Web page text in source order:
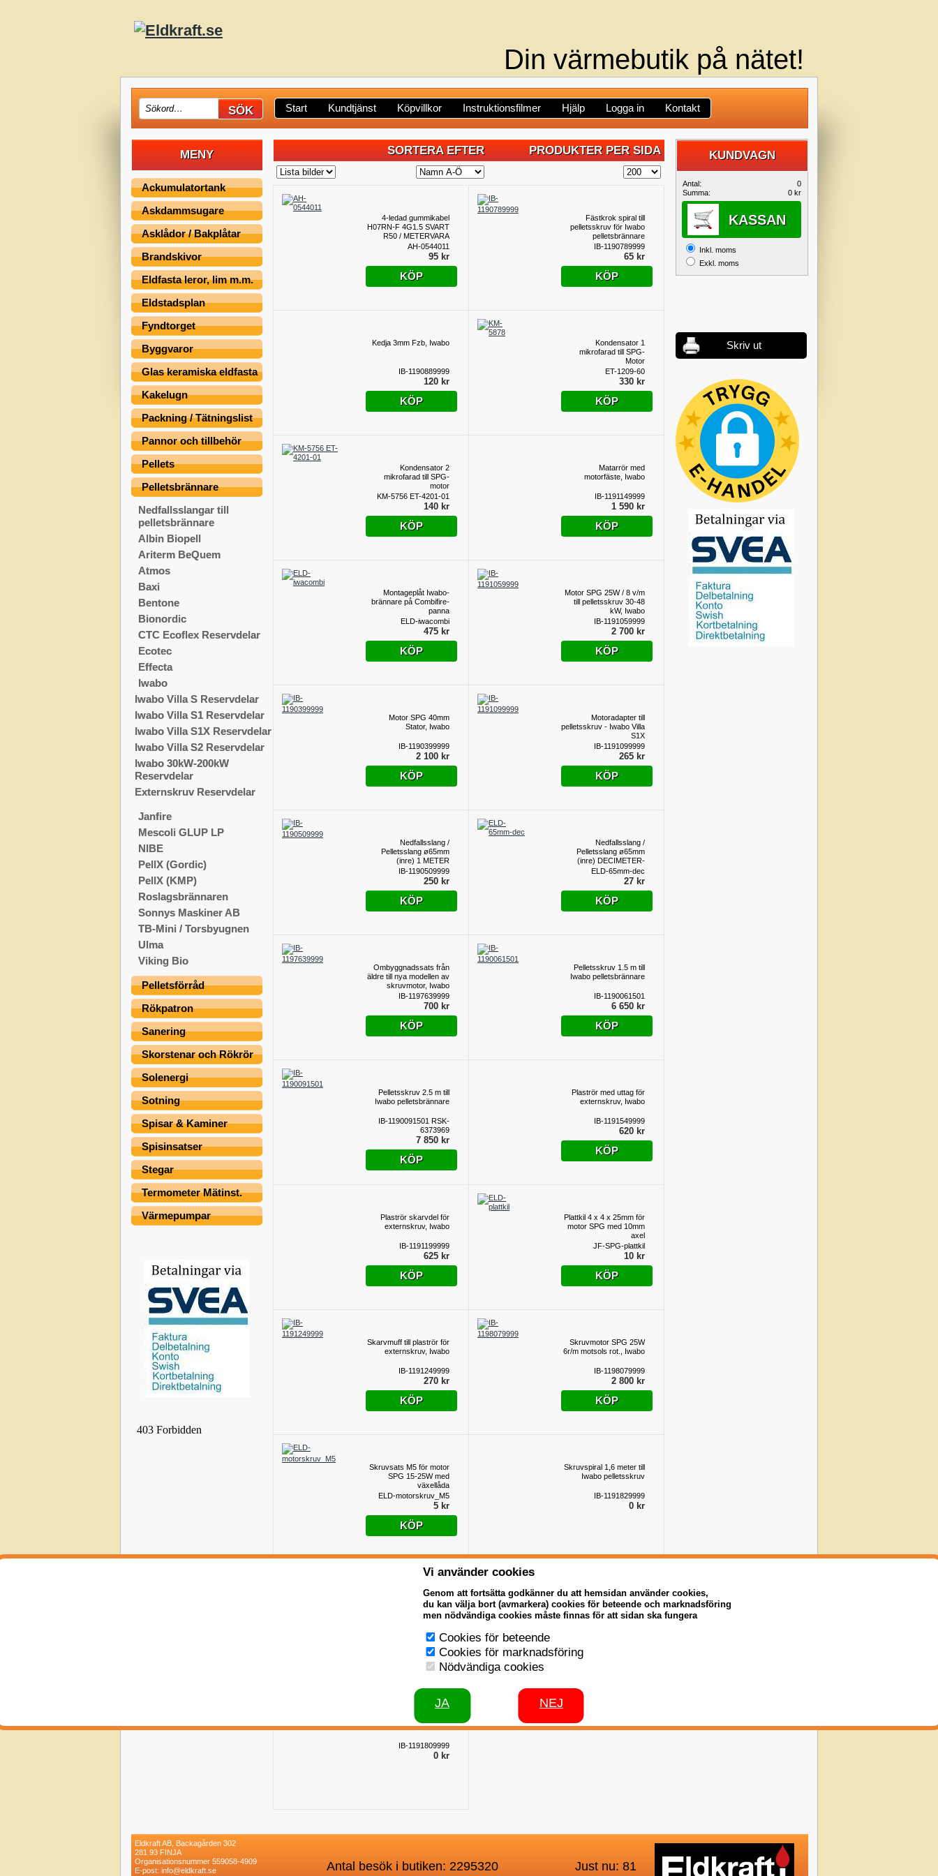
Din värmebutik på nätet!
Start Kundtjänst Köpvillkor Instruktionsfilmer Hjälp Logga in Kontakt
MENY
Ackumulatortank
Askdammsugare
Asklådor / Bakplåtar
Brandskivor
Eldfasta leror, lim m.m.
Eldstadsplan
Fyndtorget
Byggvaror
Glas keramiska eldfasta
Kakelugn
Packning / Tätningslist
Pannor och tillbehör
Pellets
Pelletsbrännare
Nedfallsslangar till
pelletsbrännare
Albin Biopell
Ariterm BeQuem
Atmos
Baxi
Bentone
Bionordic
CTC Ecoflex Reservdelar
Ecotec
Effecta
Iwabo
Iwabo Villa S Reservdelar
Iwabo Villa S1 Reservdelar
Iwabo Villa S1X Reservdelar
Iwabo Villa S2 Reservdelar
Iwabo 30kW-200kW
Reservdelar
Externskruv Reservdelar
Janfire
Mescoli GLUP LP
NIBE
PellX (Gordic)
PellX (KMP)
Roslagsbrännaren
Sonnys Maskiner AB
TB-Mini / Torsbyugnen
Ulma
Viking Bio
Pelletsförråd
Rökpatron
Sanering
Skorstenar och Rökrör
Solenergi
Sotning
Spisar & Kaminer
Spisinsatser
Stegar
Termometer Mätinst.
Värmepumpar
KUNDVAGN
KUNDVAGN
Antal:
0
Summa:
0 kr
KASSAN
Inkl. moms
Exkl. moms
Skriv ut
SORTERA EFTER PRODUKTER PER SIDA
4-ledad gummikabel
H07RN-F 4G1.5 SVART
R50 / METERVARA
AH-0544011
95 kr
KÖP
Fästkrok spiral till
pelletsskruv för Iwabo
pelletsbrännare
IB-1190789999
65 kr
KÖP
Kedja 3mm Fzb, Iwabo
IB-1190889999
120 kr
KÖP
Kondensator 1
mikrofarad till SPG-
Motor
ET-1209-60
330 kr
KÖP
Kondensator 2
mikrofarad till SPG-
motor
KM-5756 ET-4201-01
140 kr
KÖP
Matarrör med
motorfäste, Iwabo
IB-1191149999
1 590 kr
KÖP
Montageplåt Iwabo-
brännare på Combifire-
panna
ELD-iwacombi
475 kr
KÖP
Motor SPG 25W / 8 v/m
till pelletsskruv 30-48
kW, Iwabo
IB-1191059999
2 700 kr
KÖP
Motor SPG 40mm
Stator, Iwabo
IB-1190399999
2 100 kr
KÖP
Motoradapter till
pelletsskruv - Iwabo Villa
S1X
IB-1191099999
265 kr
KÖP
Nedfallsslang /
Pelletsslang ø65mm
(inre) 1 METER
IB-1190509999
250 kr
KÖP
Nedfallsslang /
Pelletsslang ø65mm
(inre) DECIMETER-
VARA
ELD-65mm-dec
27 kr
KÖP
Ombyggnadssats från
äldre till nya modellen av
skruvmotor, Iwabo
IB-1197639999
700 kr
KÖP
Pelletsskruv 1.5 m till
Iwabo pelletsbrännare
IB-1190061501
6 650 kr
KÖP
Pelletsskruv 2.5 m till
Iwabo pelletsbrännare
IB-1190091501 RSK-
6373969
7 850 kr
KÖP
Plaströr med uttag för
externskruv, Iwabo
IB-1191549999
620 kr
KÖP
Plaströr skarvdel för
externskruv, Iwabo
IB-1191199999
625 kr
KÖP
Plattkil 4 x 4 x 25mm för
motor SPG med 10mm
axel
JF-SPG-plattkil
10 kr
KÖP
Skarvmuff till plaströr för
externskruv, Iwabo
IB-1191249999
270 kr
KÖP
Skruvmotor SPG 25W
6r/m motsols rot., Iwabo
IB-1198079999
2 800 kr
KÖP
Skruvsats M5 för motor
SPG 15-25W med
växellåda
ELD-motorskruv_M5
5 kr
KÖP
Skruvspiral 1,6 meter till
Iwabo pelletsskruv
IB-1191829999
0 kr
Skruvspiral 2,6 meter till
Iwabo pelletsskruv
IB-1191839999
0 kr
Skruvspiral 4,3 meter till
Iwabo pelletsskruv
IB-1191719999
Skruvspiral 6,3 meter till
Iwabo pelletsskruv
IB-1191809999
0 kr
Eldkraft AB, Backagården 302
281 93 FINJA
Organisationsnummer 559058-4909
E-post: info@eldkraft.se
Antal besök i butiken: 2295320 Just nu: 81
Vi använder cookies
Genom att fortsätta godkänner du att hemsidan använder cookies,
du kan välja bort (avmarkera) cookies för beteende och marknadsföring
men nödvändiga cookies måste finnas för att sidan ska fungera
Cookies för beteende
Cookies för marknadsföring
Nödvändiga cookies
JA NEJ